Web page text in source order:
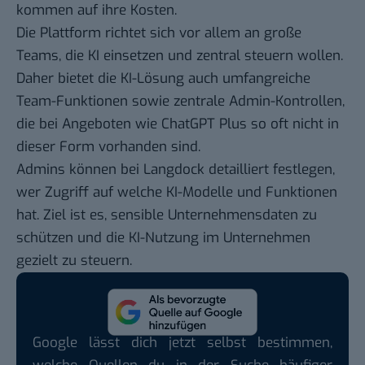
kommen auf ihre Kosten.
Die Plattform richtet sich vor allem an große
Teams, die KI einsetzen und zentral steuern wollen.
Daher bietet die KI-Lösung auch umfangreiche
Team-Funktionen sowie zentrale Admin-Kontrollen,
die bei Angeboten wie ChatGPT Plus so oft nicht in
dieser Form vorhanden sind.
Admins können bei Langdock detailliert festlegen,
wer Zugriff auf welche KI-Modelle und Funktionen
hat. Ziel ist es, sensible Unternehmensdaten zu
schützen und die KI-Nutzung im Unternehmen
gezielt zu steuern.
Google lässt dich jetzt selbst bestimmen,